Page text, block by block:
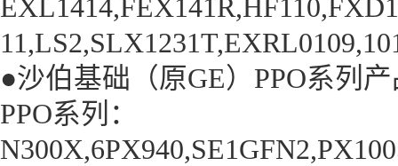
●沙伯基础（原GE）PPO系列
PPO系列：